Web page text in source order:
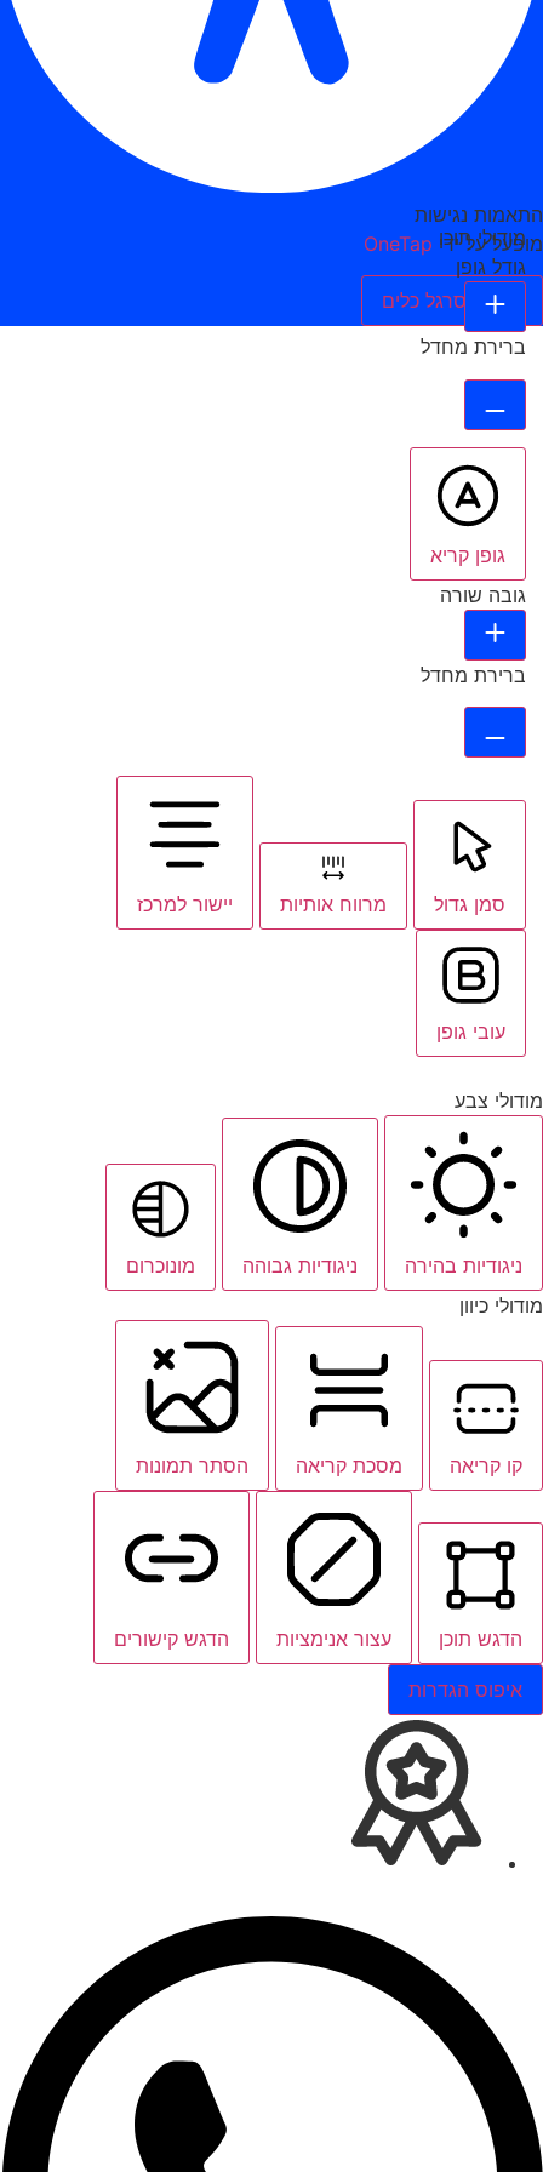
התאמות נגישות
מופעל על ידי OneTap
הסתר סרגל כלים
מודולי תוכן
גודל גופן
ברירת מחדל
גופן קריא
גובה שורה
ברירת מחדל
סמן גדול מרווח אותיות יישור למרכז
עובי גופן
מודולי צבע
ניגודיות בהירה ניגודיות גבוהה
מונוכרום
מודולי כיוון
קו קריאה מסכת קריאה הסתר תמונות
הדגש תוכן עצור אנימציות הדגש קישורים
איפוס הגדרות